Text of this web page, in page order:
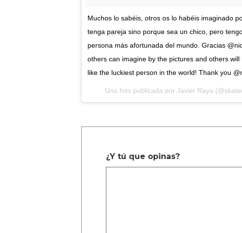
Muchos lo sabéis, otros os lo habéis imaginado
tenga pareja sino porque sea un chico, pero
persona más afortunada del mundo. Gracias
others can imagine by the pictures and others
like the luckiest person in the world! Thank you
Una foto publicada por Javier Raya
¿Y tú que opinas?